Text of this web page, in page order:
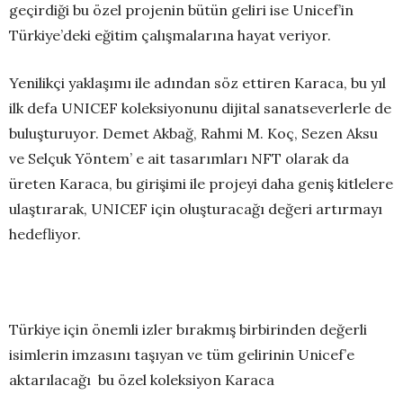
geçirdiği bu özel projenin bütün geliri ise Unicef’in
Türkiye’deki eğitim çalışmalarına hayat veriyor.
Yenilikçi yaklaşımı ile adından söz ettiren Karaca, bu yıl
ilk defa UNICEF koleksiyonunu dijital sanatseverlerle de
buluşturuyor. Demet Akbağ, Rahmi M. Koç, Sezen Aksu
ve Selçuk Yöntem’ e ait tasarımları NFT olarak da
üreten Karaca, bu girişimi ile projeyi daha geniş kitlelere
ulaştırarak, UNICEF için oluşturacağı değeri artırmayı
hedefliyor.
Türkiye için önemli izler bırakmış birbirinden değerli
isimlerin imzasını taşıyan ve tüm gelirinin Unicef’e
aktarılacağı bu özel koleksiyon Karaca